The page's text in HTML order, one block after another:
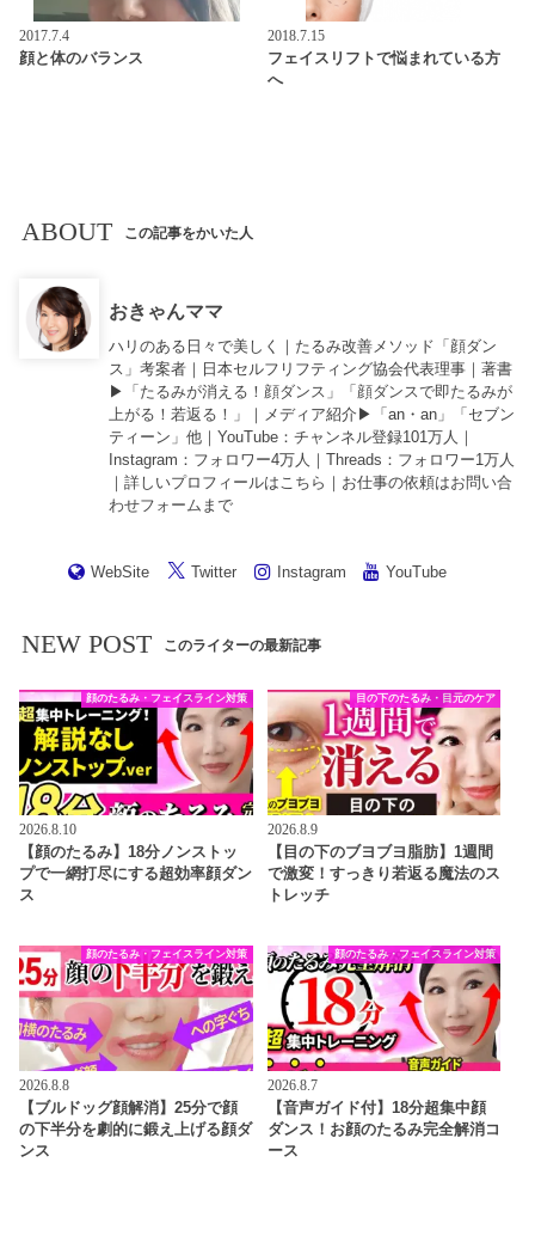
2017.7.4
顔と体のバランス
2018.7.15
フェイスリフトで悩まれている方
へ
ABOUT この記事をかいた人
おきゃんママ
ハリのある日々で美しく｜たるみ改善メソッド「顔ダン
ス」考案者｜日本セルフリフティング協会代表理事｜著書
▶︎「 たるみが消える！顔ダンス 」「 顔ダンスで即たるみが
上がる！若返る！ 」｜メディア紹介▶︎「an・an」「セブン
ティーン」他｜YouTube ：チャンネル登録101万人｜
Instagram ：フォロワー4万人｜Threads ：フォロワー1万人
｜詳しいプロフィールはこちら ｜お仕事の依頼はお問い合
わせフォーム まで
WebSite Twitter Instagram YouTube
NEW POST このライターの最新記事
顔のたるみ・フェイスライン対策
2026.8.10
【顔のたるみ】18分ノンストッ
プで一網打尽にする超効率顔ダン
ス
目の下のたるみ・目元のケア
2026.8.9
【目の下のブヨブヨ脂肪】1週間
で激変！すっきり若返る魔法のス
トレッチ
顔のたるみ・フェイスライン対策
2026.8.8
【ブルドッグ顔解消】25分で顔
の下半分を劇的に鍛え上げる顔ダ
ンス
顔のたるみ・フェイスライン対策
2026.8.7
【音声ガイド付】18分超集中顔
ダンス！お顔のたるみ完全解消コ
ース